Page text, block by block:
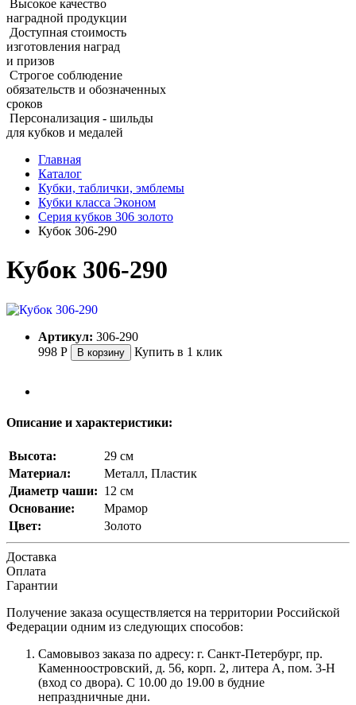
Высокое качество
наградной продукции
Доступная стоимость
изготовления наград
и призов
Строгое соблюдение
обязательств и обозначенных
сроков
Персонализация - шильды
для кубков и медалей
Главная
Каталог
Кубки, таблички, эмблемы
Кубки класса Эконом
Серия кубков 306 золото
Кубок 306‑290
Кубок 306‑290
Артикул: 306-290
998 Р В корзину Купить в 1 клик
Описание и характеристики:
Высота:
29 см
Материал:
Металл, Пластик
Диаметр чаши: 12 см
Основание:
Мрамор
Цвет:
Золото
Доставка
Оплата
Гарантии
Получение заказа осуществляется на территории Российской
Федерации одним из следующих способов:
Самовывоз заказа по адресу: г. Санкт-Петербург, пр.
Каменноостровский, д. 56, корп. 2, литера А, пом. 3-Н
(вход со двора). С 10.00 до 19.00 в будние
непраздничные дни.